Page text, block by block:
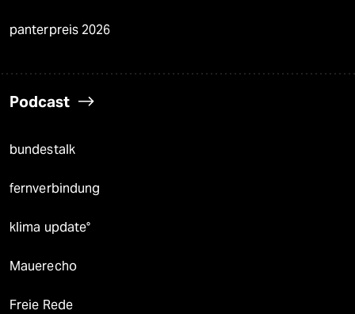
panterpreis 2026
Podcast
bundestalk
fernverbindung
klima update°
Mauerecho
Freie Rede